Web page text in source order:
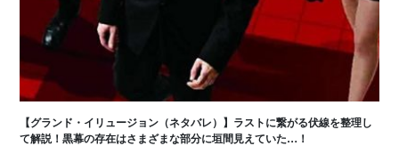
【グランド・イリュージョン（ネタバレ）】ラストに繋がる伏線を整理し
て解説！黒幕の存在はさまざまな部分に垣間見えていた…！